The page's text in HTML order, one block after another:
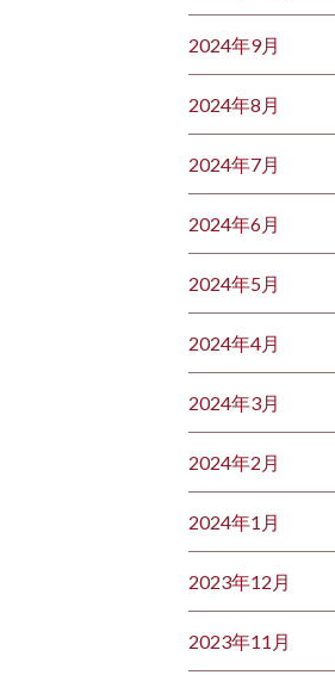
2024年9月
2024年8月
2024年7月
2024年6月
2024年5月
2024年4月
2024年3月
2024年2月
2024年1月
2023年12月
2023年11月